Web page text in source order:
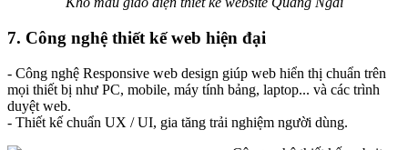
7. Công nghệ thiết kế web hiện đại
- Công nghệ Responsive web design giúp web hiển thị chuẩn trên
mọi thiết bị như PC, mobile, máy tính bảng, laptop... và các trình
duyệt web.
- Thiết kế chuẩn UX / UI, gia tăng trải nghiệm người dùng.